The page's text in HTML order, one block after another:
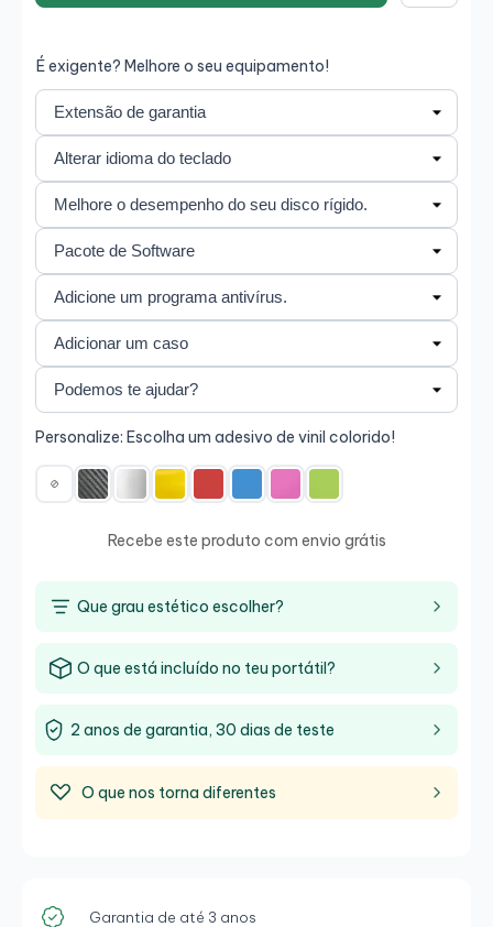
É exigente? Melhore o seu equipamento!
Personalize: Escolha um adesivo de vinil colorido!
Recebe este produto com envio grátis
Que grau estético escolher?
O que está incluído no teu portátil?
2 anos de garantia, 30 dias de teste
O que nos torna diferentes
Garantia de até 3 anos